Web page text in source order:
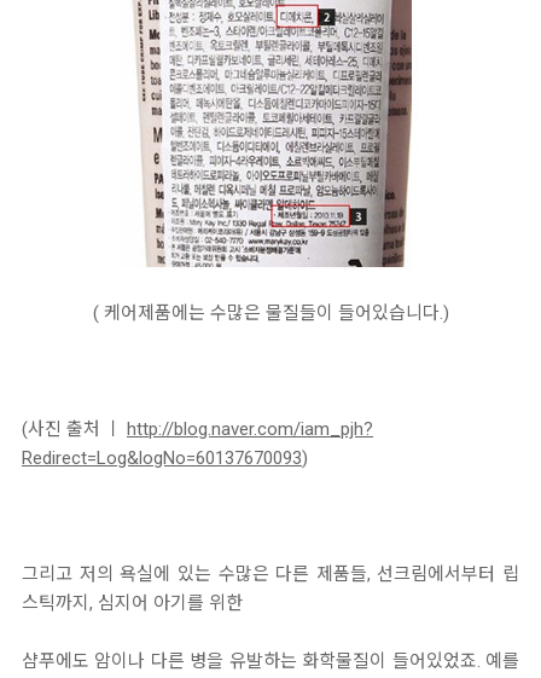
( 케어제품에는 수많은 물질들이 들어있습니다.)
(사진 출처 ㅣ http://blog.naver.com/iam_pjh?
Redirect=Log&logNo=60137670093)
그리고 저의 욕실에 있는 수많은 다른 제품들, 선크림에서부터 립
스틱까지, 심지어 아기를 위한
샴푸에도 암이나 다른 병을 유발하는 화학물질이 들어있었죠. 예를